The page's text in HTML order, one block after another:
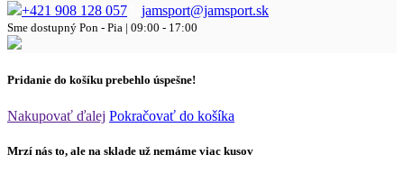
+421 908 128 057 jamsport@jamsport.sk
Sme dostupný Pon - Pia | 09:00 - 17:00
Pridanie do košíku prebehlo úspešne!
Nakupovať ďalej Pokračovať do košíka
Mrzí nás to, ale na sklade už nemáme viac kusov